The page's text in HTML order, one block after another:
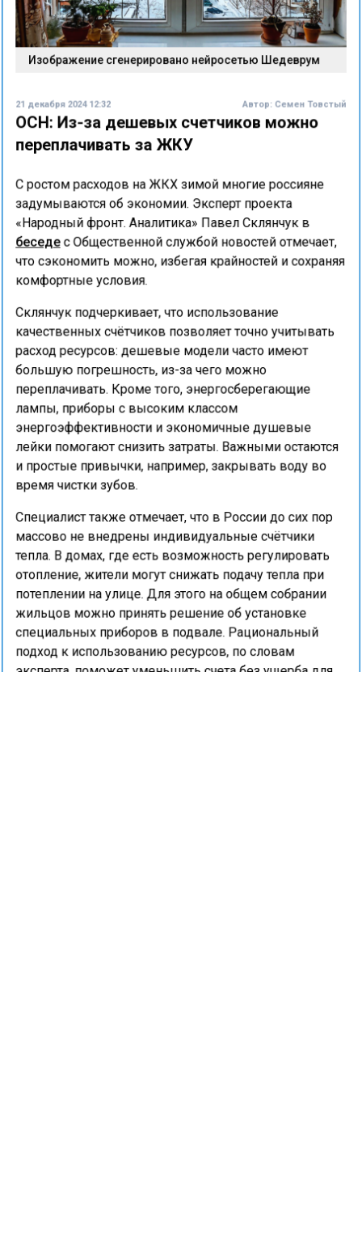
Изображение сгенерировано нейросетью Шедеврум
21 декабря 2024 12:32 Автор:Семен Товстый
ОСН: Из-за дешевых счетчиков можно
переплачивать за ЖКУ
С ростом расходов на ЖКХ зимой многие россияне
задумываются об экономии. Эксперт проекта
«Народный фронт. Аналитика» Павел Склянчук в
беседес Общественной службой новостей отмечает,
что сэкономить можно, избегая крайностей и сохраняя
комфортные условия.
Склянчук подчеркивает, что использование
качественных счётчиков позволяет точно учитывать
расход ресурсов: дешевые модели часто имеют
большую погрешность, из-за чего можно
переплачивать. Кроме того, энергосберегающие
лампы, приборы с высоким классом
энергоэффективности и экономичные душевые
лейки помогают снизить затраты. Важными остаются
и простые привычки, например, закрывать воду во
время чистки зубов.
Специалист также отмечает, что в России до сих пор
массово не внедрены индивидуальные счётчики
тепла. В домах, где есть возможность регулировать
отопление, жители могут снижать подачу тепла при
потеплении на улице. Для этого на общем собрании
жильцов можно принять решение об установке
специальных приборов в подвале. Рациональный
подход к использованию ресурсов, по словам
эксперта, поможет уменьшить счета без ущерба для